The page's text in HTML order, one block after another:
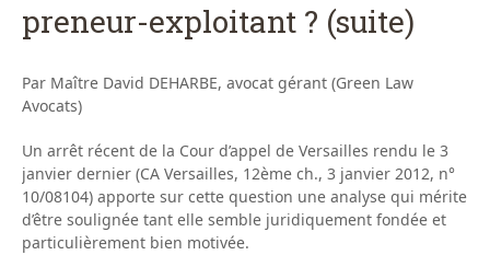
preneur-exploitant ? (suite)
Par Maître David DEHARBE, avocat gérant (Green Law
Avocats)
Un arrêt récent de la Cour d’appel de Versailles rendu le 3
janvier dernier (CA Versailles, 12ème ch., 3 janvier 2012, n°
10/08104) apporte sur cette question une analyse qui mérite
d’être soulignée tant elle semble juridiquement fondée et
particulièrement bien motivée.